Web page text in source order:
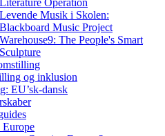
Literature Operation
Levende Musik i Skolen:
Blackboard Music Project
Warehouse9: The People's Smart
Sculpture
og inklusion
EU’sk-dansk
Europe